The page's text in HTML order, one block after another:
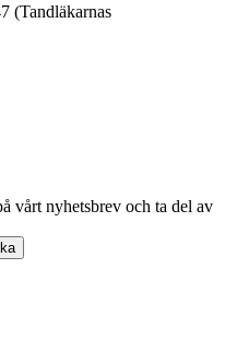
(Tandläkarnas
vårt nyhetsbrev och ta del av